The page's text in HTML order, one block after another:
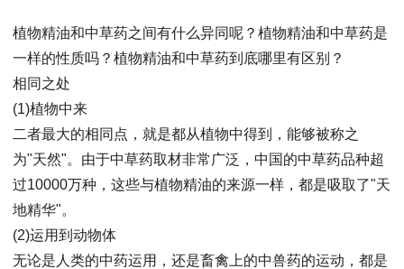
植物精油和中草药之间有什么异同呢？植物精油和中草药是
一样的性质吗？植物精油和中草药到底哪里有区别？
相同之处
(1)植物中来
二者最大的相同点，就是都从植物中得到，能够被称之
为"天然"。由于中草药取材非常广泛，中国的中草药品种超
过10000万种，这些与植物精油的来源一样，都是吸取了"天
地精华"。
(2)运用到动物体
无论是人类的中药运用，还是畜禽上的中兽药的运动，都是